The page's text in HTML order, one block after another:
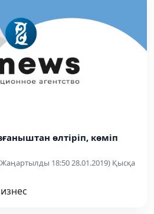
өлтіріп, көміп
18:50 28.01.2019) Қысқа